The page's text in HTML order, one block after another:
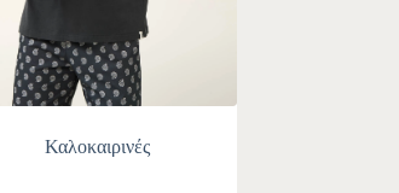
Καλοκαιρινές